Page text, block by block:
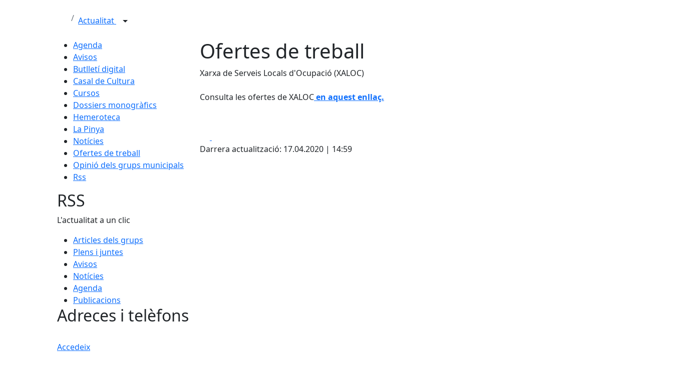
Actualitat
Agenda
Avisos
Butlletí digital
Casal de Cultura
Cursos
Dossiers monogràfics
Hemeroteca
La Pinya
Notícies
Ofertes de treball
Opinió dels grups municipals
Rss
Ofertes de treball
Xarxa de Serveis Locals d'Ocupació (XALOC)
Consulta les ofertes de XALOCen aquest enllaç.
Darrera actualització: 17.04.2020 | 14:59
RSS
L'actualitat a un clic
Articles dels grups
Plens i juntes
Avisos
Notícies
Agenda
Publicacions
Adreces i telèfons
Accedeix